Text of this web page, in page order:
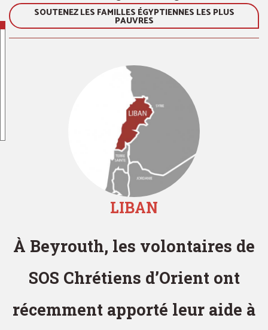
SOUTENEZ LES FAMILLES ÉGYPTIENNES LES PLUS
PAUVRES
LIBAN
À Beyrouth, les volontaires de
SOS Chrétiens d’Orient ont
récemment apporté leur aide à